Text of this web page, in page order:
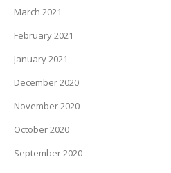
March 2021
February 2021
January 2021
December 2020
November 2020
October 2020
September 2020